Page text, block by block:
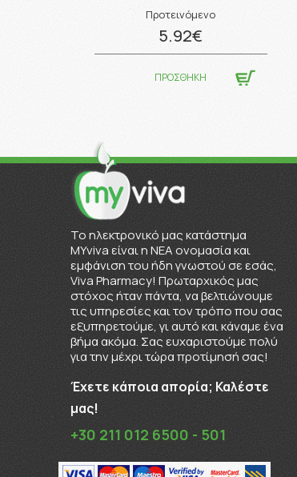
Προτεινόμενο
5.92€
ΠΡΟΣΘΗΚΗ
To ηλεκτρονικό μας κατάστημα
MYviva είναι η ΝΕΑ ονομασία και
εμφάνιση του ήδη γνωστού σε εσάς,
Viva Pharmacy! Πρωταρχικός μας
στόχος ήταν πάντα, να βελτιώνουμε
τις υπηρεσίες και τον τρόπο που σας
εξυπηρετούμε, γι αυτό και κάναμε ένα
βήμα ακόμα. Σας ευχαριστούμε πολύ
για την μέχρι τώρα προτίμησή σας!
Έχετε κάποια απορία; Καλέστε
μας!
+30 211 012 6500 - 501